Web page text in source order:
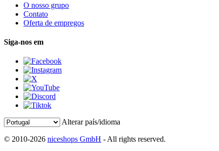
O nosso grupo
Contato
Oferta de empregos
Siga-nos em
Alterar país/idioma
© 2010-2026 niceshops GmbH - All rights reserved.